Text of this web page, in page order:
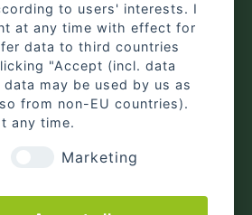
to users' interests. I
at any time with effect for
data to third countries
"Accept (incl. data
may be used by us as
from non-EU countries).
any time.
Marketing
2